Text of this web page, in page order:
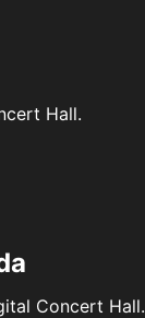
Hall.
Concert Hall.